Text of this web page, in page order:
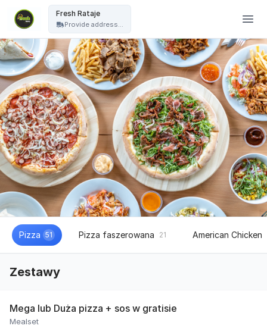
Fresh Rataje
Provide address...
Pizza 51 Pizza faszerowana 21 American Chicken
Zestawy
Mega lub Duża pizza + sos w gratisie
Mealset